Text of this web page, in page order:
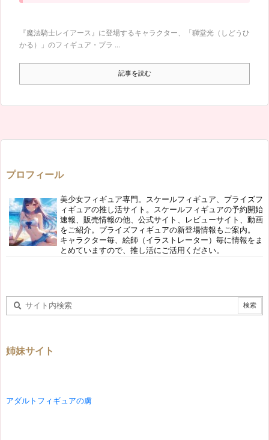
『魔法騎士レイアース』に登場するキャラクター、「獅堂光（しどうひ
かる）」のフィギュア・プラ ...
記事を読む
プロフィール
美少女フィギュア専門。スケールフィギュア、プライズフ
ィギュアの推し活サイト。スケールフィギュアの予約開始
速報、販売情報の他、公式サイト、レビューサイト、動画
をご紹介。プライズフィギュアの新登場情報もご案内。
キャラクター毎、絵師（イラストレーター）毎に情報をま
とめていますので、推し活にご活用ください。
姉妹サイト
アダルトフィギュアの虜